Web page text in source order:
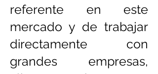
referente en este
mercado y de trabajar
directamente con
grandes empresas,